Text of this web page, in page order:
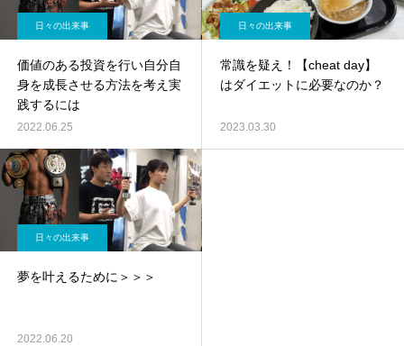
日々の出来事
価値のある投資を行い自分自
身を成長させる方法を考え実
践するには
2022.06.25
日々の出来事
常識を疑え！【cheat day】
はダイエットに必要なのか？
2023.03.30
日々の出来事
夢を叶えるために＞＞＞
2022.06.20